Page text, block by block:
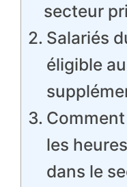
secteur
Salariés
éligible
les
dans le